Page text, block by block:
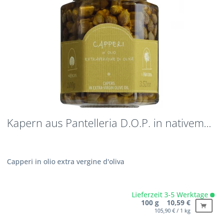
Kapern aus Pantelleria D.O.P. in nativem...
Capperi in olio extra vergine d'oliva
Lieferzeit 3-5 Werktage
100 g 10,59 €
105,90 € / 1 kg